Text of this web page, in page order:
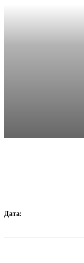
Дата: